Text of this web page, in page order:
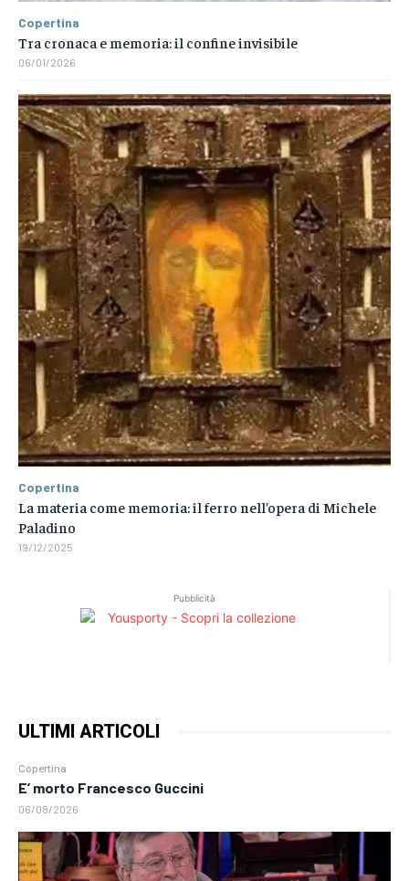
Pubblicità
ULTIMI ARTICOLI
Copertina
E’ morto Francesco Guccini
06/08/2026
Copertina
Tra cronaca e memoria: il confine invisibile
06/01/2026
Copertina
La materia come memoria: il ferro nell’opera di Michele
Paladino
19/12/2025